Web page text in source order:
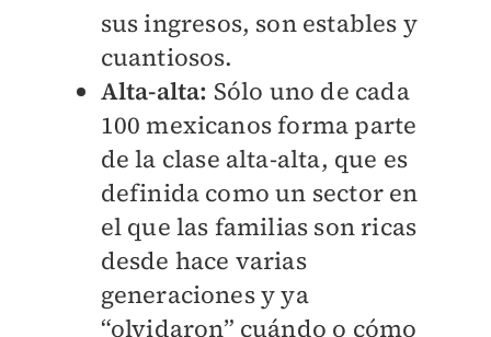
sus ingresos, son estables y
cuantiosos.
Alta-alta: Sólo uno de cada
100 mexicanos forma parte
de la clase alta-alta, que es
definida como un sector en
el que las familias son ricas
desde hace varias
generaciones y ya
“olvidaron” cuándo o cómo